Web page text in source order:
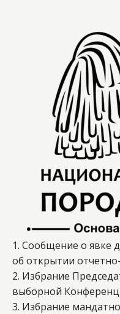
1. Сообщение о явке
об открытии
2. Избрание
выборной
3. Избрание